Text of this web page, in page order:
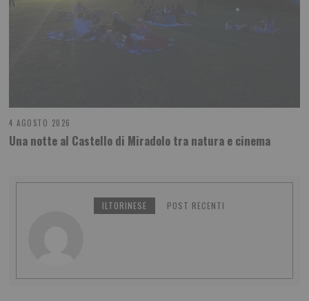
4 AGOSTO 2026
Una notte al Castello di Miradolo tra natura e cinema
ILTORINESE POST RECENTI